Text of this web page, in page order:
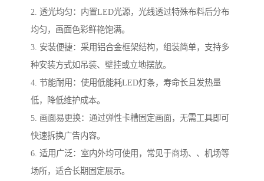
2. 透光均匀：内置LED光源，光线透过特殊布料后分布
均匀，画面色彩鲜艳饱满。
3. 安装便捷：采用铝合金框架结构，组装简单，支持多
种安装方式如吊装、壁挂或立地摆放。
4. 节能耐用：使用低能耗LED灯条，寿命长且发热量
低，降低维护成本。
5. 画面易更换：通过弹性卡槽固定画面，无需工具即可
快速拆换广告内容。
6. 适用广泛：室内外均可使用，常见于商场、、机场等
场所，适合长期固定展示。